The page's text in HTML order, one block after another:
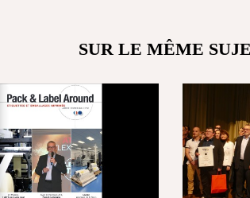
SUR LE MÊME